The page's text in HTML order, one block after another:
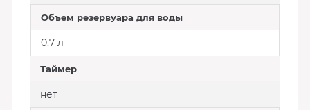
Объем резервуара для воды
0.7 л
Таймер
нет